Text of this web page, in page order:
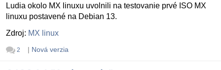
Ludia okolo MX linuxu uvolnili na testovanie prvé ISO MX
linuxu postavené na Debian 13.
Zdroj: MX linux
2 | Nová verzia